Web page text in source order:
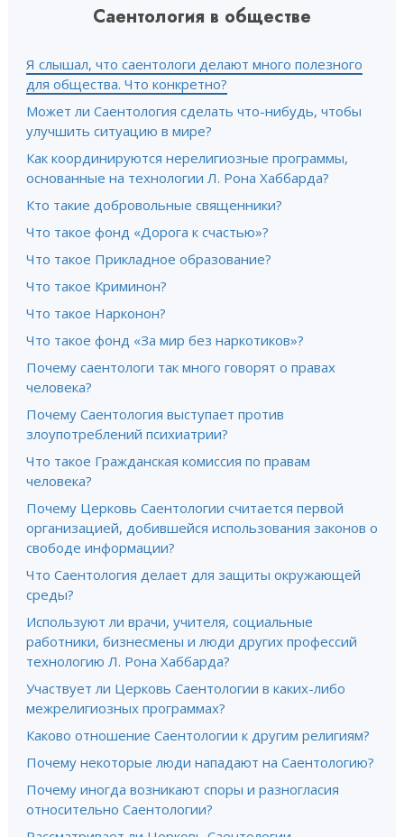
Саентология в обществе
Я слышал, что саентологи делают много полезного
для общества. Что конкретно?
Может ли Саентология сделать что-нибудь, чтобы
улучшить ситуацию в мире?
Как координируются нерелигиозные программы,
основанные на технологии Л. Рона Хаббарда?
Кто такие добровольные священники?
Что такое фонд «Дорога к счастью»?
Что такое Прикладное образование?
Что такое Криминон?
Что такое Нарконон?
Что такое фонд «За мир без наркотиков»?
Почему саентологи так много говорят о правах
человека?
Почему Саентология выступает против
злоупотреблений психиатрии?
Что такое Гражданская комиссия по правам
человека?
Почему Церковь Саентологии считается первой
организацией, добившейся использования законов о
свободе информации?
Что Саентология делает для защиты окружающей
среды?
Используют ли врачи, учителя, социальные
работники, бизнесмены и люди других профессий
технологию Л. Рона Хаббарда?
Участвует ли Церковь Саентологии в каких-либо
межрелигиозных программах?
Каково отношение Саентологии к другим религиям?
Почему некоторые люди нападают на Саентологию?
Почему иногда возникают споры и разногласия
относительно Саентологии?